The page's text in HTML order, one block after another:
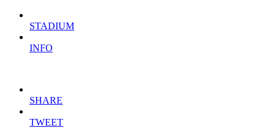
STADIUM
INFO
SHARE
TWEET